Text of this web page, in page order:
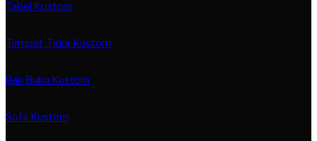
Tabel Kustom
Tempat Tidur Kustom
Rak Buku Kustom
Sofa Kustom